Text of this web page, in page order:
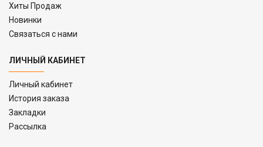
Хиты Продаж
Новинки
Связаться с нами
ЛИЧНЫЙ КАБИНЕТ
Личный кабинет
История заказа
Закладки
Рассылка